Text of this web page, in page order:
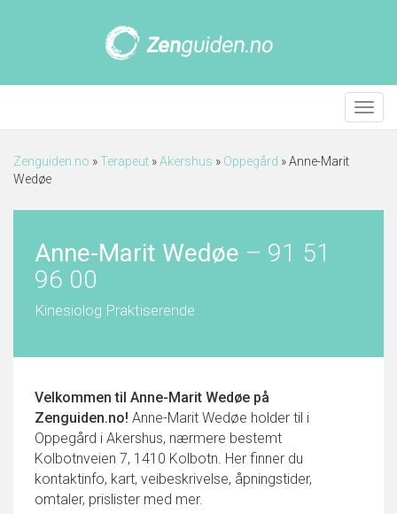
Meny
Zenguiden.no »Terapeut »Akershus » Oppegård »Anne-Marit
Wedøe
Anne-Marit Wedøe – 91 51
96 00
Kinesiolog Praktiserende
Velkommen til Anne-Marit Wedøe på
Zenguiden.no! Anne-Marit Wedøe holder til i
Oppegård i Akershus, nærmere bestemt
Kolbotnveien 7, 1410 Kolbotn. Her finner du
kontaktinfo, kart, veibeskrivelse, åpningstider,
omtaler, prislister med mer.